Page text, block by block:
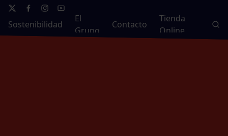
Sostenibilidad
El
Grupo
Contacto
Tienda
Online